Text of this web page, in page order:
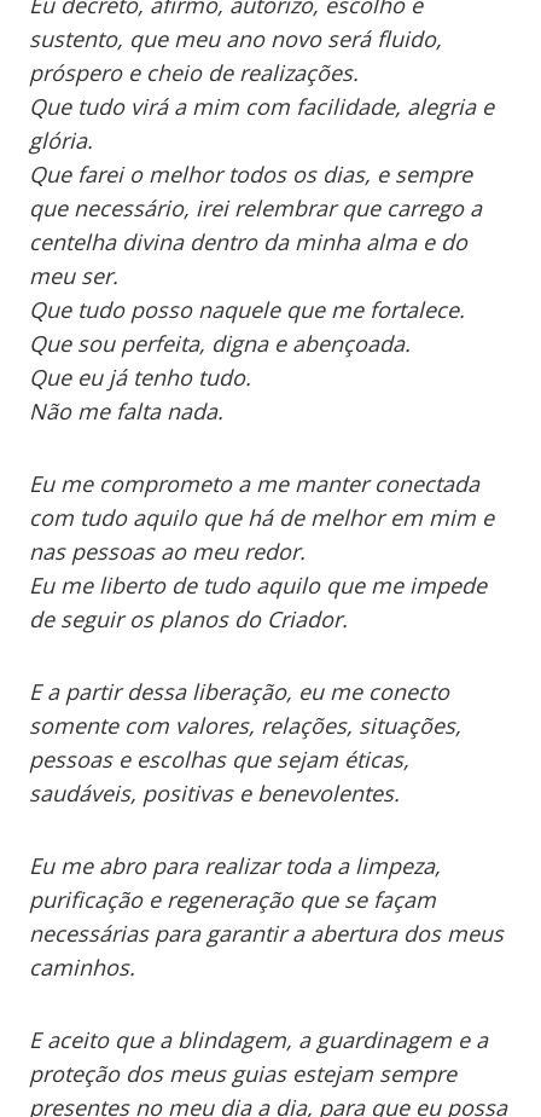
sustento, que meu ano novo será fluido,
próspero e cheio de realizações.
Que tudo virá a mim com facilidade, alegria e
glória.
Que farei o melhor todos os dias, e sempre
que necessário, irei relembrar que carrego a
centelha divina dentro da minha alma e do
meu ser.
Que tudo posso naquele que me fortalece.
Que sou perfeita, digna e abençoada.
Que eu já tenho tudo.
Não me falta nada.
Eu me comprometo a me manter conectada
com tudo aquilo que há de melhor em mim e
nas pessoas ao meu redor.
Eu me liberto de tudo aquilo que me impede
de seguir os planos do Criador.
E a partir dessa liberação, eu me conecto
somente com valores, relações, situações,
pessoas e escolhas que sejam éticas,
saudáveis, positivas e benevolentes.
Eu me abro para realizar toda a limpeza,
purificação e regeneração que se façam
necessárias para garantir a abertura dos meus
caminhos.
E aceito que a blindagem, a guardinagem e a
proteção dos meus guias estejam sempre
presentes no meu dia a dia, para que eu possa